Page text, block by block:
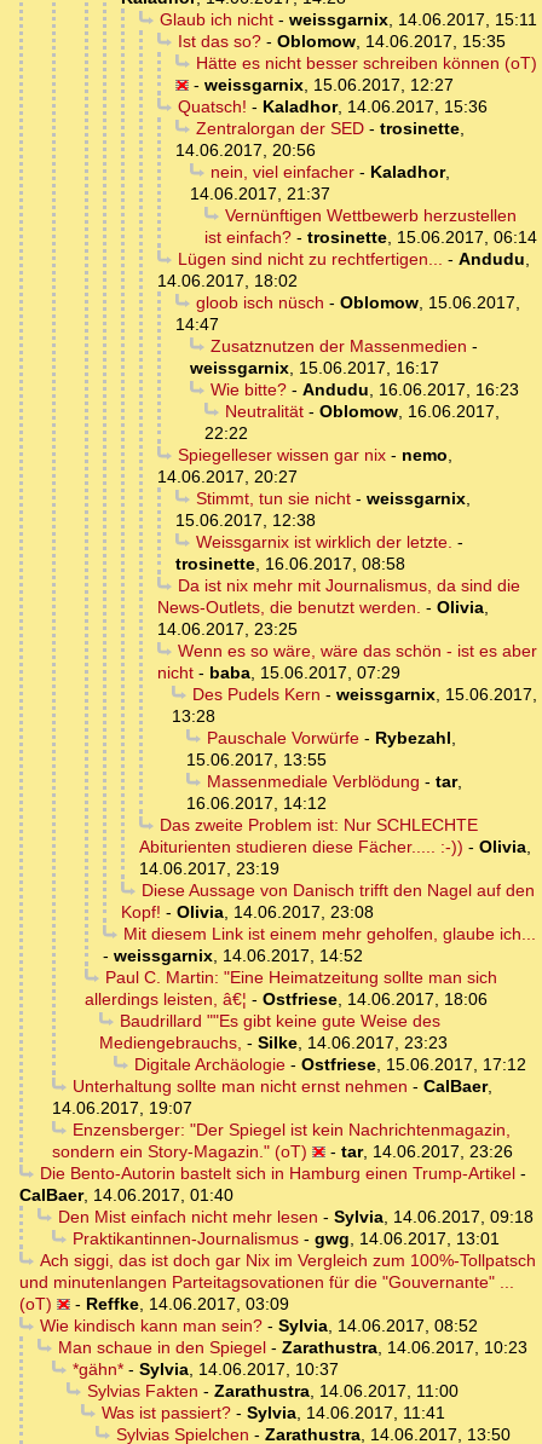
Glaub ich nicht- weissgarnix, 14.06.2017, 15:11
Ist das so?- Oblomow, 14.06.2017, 15:35
Hätte es nicht besser schreiben können (oT)
- weissgarnix, 15.06.2017, 12:27
Quatsch! - Kaladhor, 14.06.2017, 15:36
Zentralorgan der SED- trosinette,
14.06.2017, 20:56
nein, viel einfacher- Kaladhor,
14.06.2017, 21:37
Vernünftigen Wettbewerb herzustellen
ist einfach? - trosinette, 15.06.2017, 06:14
Lügen sind nicht zu rechtfertigen... - Andudu,
14.06.2017, 18:02
gloob isch nüsch - Oblomow, 15.06.2017,
14:47
Zusatznutzen der Massenmedien -
weissgarnix, 15.06.2017, 16:17
Wie bitte?- Andudu, 16.06.2017, 16:23
Neutralität- Oblomow, 16.06.2017,
22:22
Spiegelleser wissen gar nix- nemo,
14.06.2017, 20:27
Stimmt, tun sie nicht- weissgarnix,
15.06.2017, 12:38
Weissgarnix ist wirklich der letzte. -
trosinette, 16.06.2017, 08:58
Da ist nix mehr mit Journalismus, da sind die
News-Outlets, die benutzt werden. - Olivia,
14.06.2017, 23:25
Wenn es so wäre, wäre das schön - ist es aber
nicht - baba, 15.06.2017, 07:29
Des Pudels Kern - weissgarnix, 15.06.2017,
13:28
Pauschale Vorwürfe- Rybezahl,
15.06.2017, 13:55
Massenmediale Verblödung - tar,
16.06.2017, 14:12
Das zweite Problem ist: Nur SCHLECHTE
Abiturienten studieren diese Fächer..... :-)) - Olivia,
14.06.2017, 23:19
Diese Aussage von Danisch trifft den Nagel auf den
Kopf! - Olivia, 14.06.2017, 23:08
Mit diesem Link ist einem mehr geholfen, glaube ich...
- weissgarnix, 14.06.2017, 14:52
Paul C. Martin: "Eine Heimatzeitung sollte man sich
allerdings leisten, â€¦ - Ostfriese, 14.06.2017, 18:06
Baudrillard ""Es gibt keine gute Weise des
Mediengebrauchs, - Silke, 14.06.2017, 23:23
Digitale Archäologie- Ostfriese, 15.06.2017, 17:12
Unterhaltung sollte man nicht ernst nehmen - CalBaer,
14.06.2017, 19:07
Enzensberger: "Der Spiegel ist kein Nachrichtenmagazin,
sondern ein Story-Magazin." (oT)
- tar, 14.06.2017, 23:26
Die Bento-Autorin bastelt sich in Hamburg einen Trump-Artikel-
CalBaer, 14.06.2017, 01:40
Den Mist einfach nicht mehr lesen - Sylvia, 14.06.2017, 09:18
Praktikantinnen-Journalismus- gwg, 14.06.2017, 13:01
Ach siggi, das ist doch gar Nix im Vergleich zum 100%-Tollpatsch
und minutenlangen Parteitagsovationen für die "Gouvernante" ...
(oT)
- Reffke, 14.06.2017, 03:09
Wie kindisch kann man sein?- Sylvia, 14.06.2017, 08:52
Man schaue in den Spiegel- Zarathustra, 14.06.2017, 10:23
*gähn*- Sylvia, 14.06.2017, 10:37
Sylvias Fakten - Zarathustra, 14.06.2017, 11:00
Was ist passiert?- Sylvia, 14.06.2017, 11:41
Sylvias Spielchen - Zarathustra, 14.06.2017, 13:50